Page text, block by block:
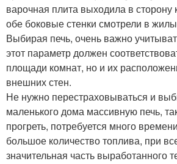
варочная плита выходила в сторону
обе боковые стенки смотрели в
Выбирая печь, очень важно
этот параметр должен
площади комнат, но и их
внешних стен.
Не нужно перестраховываться и
маленького дома массивную печь,
прогреть, потребуется много
большое количество топлива, при
значительная часть выработанного